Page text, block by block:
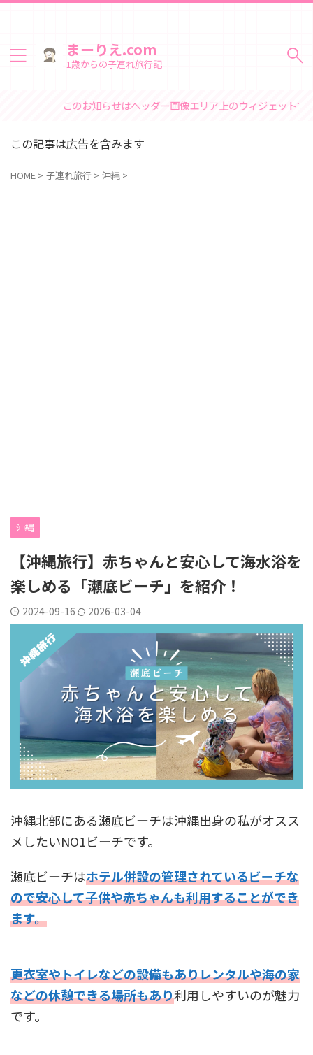
まーりえ.com
1歳からの子連れ旅行記
このお知らせはヘッダー画像エリア上のウィジェットで変更できます
この記事は広告を含みます
HOME > 子連れ旅行 > 沖縄 >
沖縄
【沖縄旅行】赤ちゃんと安心して海水浴を
楽しめる「瀬底ビーチ」を紹介！
2024-09-16 2026-03-04
沖縄北部にある瀬底ビーチは沖縄出身の私がオスス
メしたいNO1ビーチです。
瀬底ビーチはホテル併設の管理されているビーチな
ので安心して子供や赤ちゃんも利用することができ
ます。
更衣室やトイレなどの設備もありレンタルや海の家
などの休憩できる場所もあり利用しやすいのが魅力
です。